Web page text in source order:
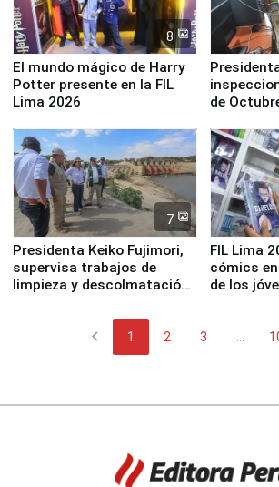
8
El mundo mágico de Harry
Potter presente en la FIL
Lima 2026
Presidenta Keiko
de
7
Presidenta Keiko Fujimori,
supervisa trabajos de
limpieza y descolmatación
FIL Lima
cómics
de los
chevron_left 1 2 3